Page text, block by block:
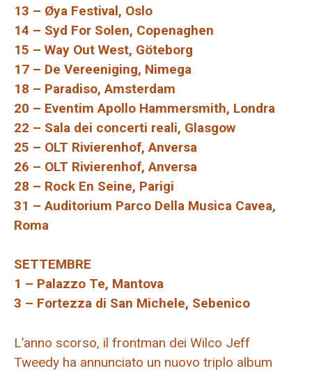
13 – Øya Festival, Oslo
14 – Syd For Solen, Copenaghen
15 – Way Out West, Göteborg
17 – De Vereeniging, Nimega
18 – Paradiso, Amsterdam
20 – Eventim Apollo Hammersmith, Londra
22 – Sala dei concerti reali, Glasgow
25 – OLT Rivierenhof, Anversa
26 – OLT Rivierenhof, Anversa
28 – Rock En Seine, Parigi
31 – Auditorium Parco Della Musica Cavea,
Roma
SETTEMBRE
1 – Palazzo Te, Mantova
3 – Fortezza di San Michele, Sebenico
L’anno scorso, il frontman dei Wilco Jeff
Tweedy ha annunciato un nuovo triplo album